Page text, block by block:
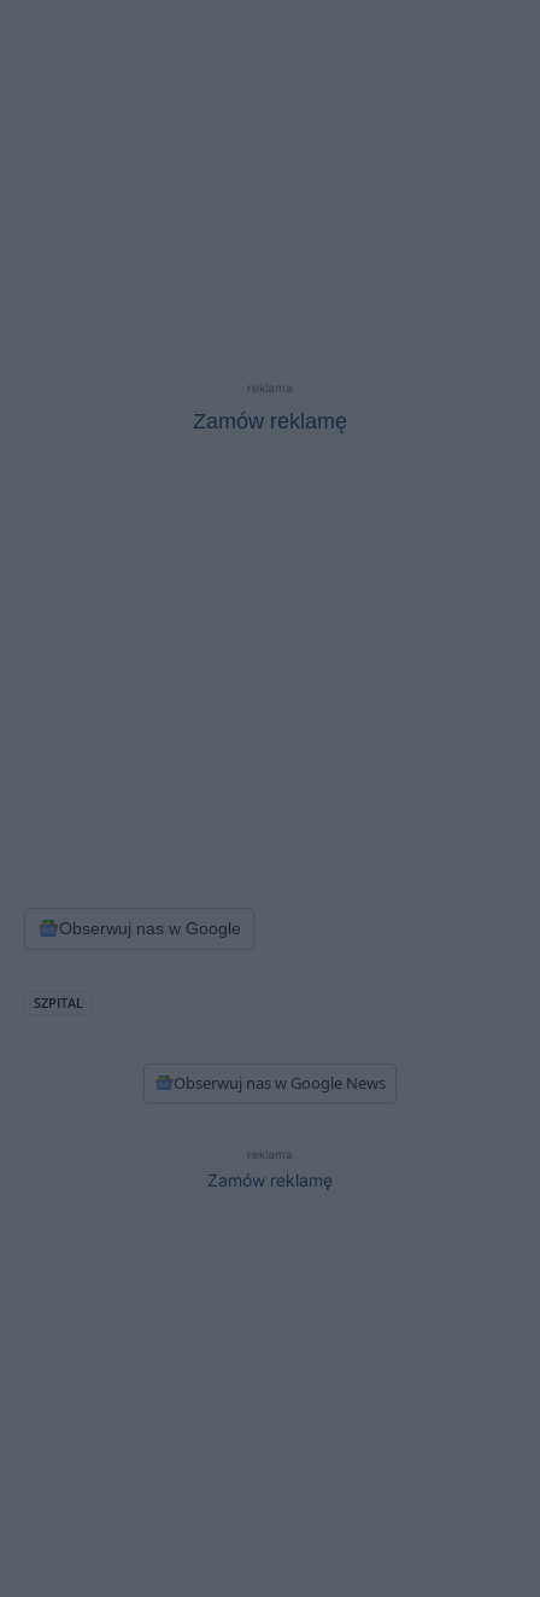
reklama
Zamów reklamę
Obserwuj nas w Google
SZPITAL
Obserwuj nas w Google News
reklama
Zamów reklamę